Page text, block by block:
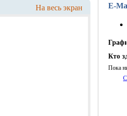
На весь экран
E-
Кто
Пока